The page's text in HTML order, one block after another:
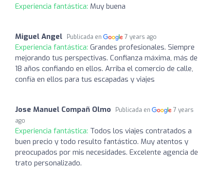
Experiencia fantástica: Muy buena
Miguel Angel Publicada en 7 years ago
Experiencia fantástica: Grandes profesionales. Siempre
mejorando tus perspectivas. Confianza máxima, más de
18 años confiando en ellos. Arriba el comercio de calle,
confía en ellos para tus escapadas y viajes
Jose Manuel Compañ Olmo Publicada en
7 years
ago
Experiencia fantástica: Todos los viajes contratados a
buen precio y todo resulto fantástico. Muy atentos y
preocupados por mis necesidades. Excelente agencia de
trato personalizado.